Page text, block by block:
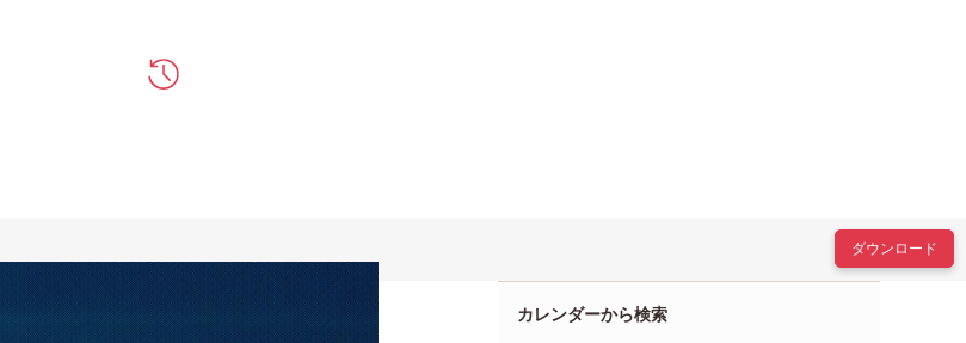
ダウンロード
カレンダーから検索